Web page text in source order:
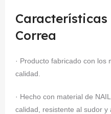
Correa
· Producto fabricado con los
calidad.
· Hecho con material de
calidad, resistente al sudor y